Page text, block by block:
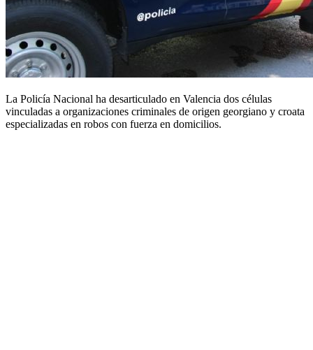
La Policía Nacional ha desarticulado en Valencia dos células
vinculadas a organizaciones criminales de origen georgiano y croata
especializadas en robos con fuerza en domicilios.